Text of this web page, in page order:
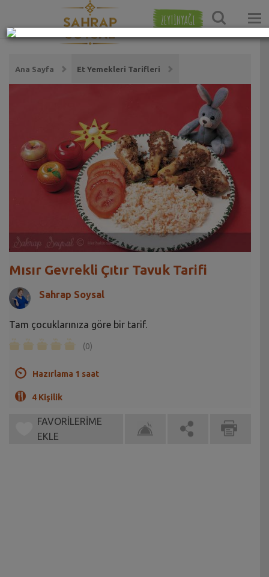
ZEYTİNYAĞI
Ana Sayfa Et Yemekleri Tarifleri
Mısır Gevrekli Çıtır Tavuk Tarifi
Sahrap Soysal
Tam çocuklarınıza göre bir tarif.
(0)
Hazırlama 1 saat
4 Kişilik
FAVORİLERİME
EKLE